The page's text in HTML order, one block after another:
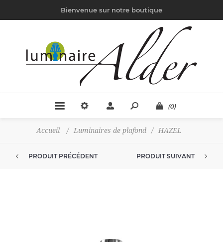
Bienvenue sur notre boutique
(0)
Accueil / Luminaires de plafond / HAZEL
PRODUIT PRÉCÉDENT PRODUIT SUIVANT